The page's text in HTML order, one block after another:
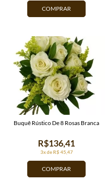
COMPRAR
COMPRAR
3x de R$ 45,47
R$136,41
Buquê Rústico De 8 Rosas Branca